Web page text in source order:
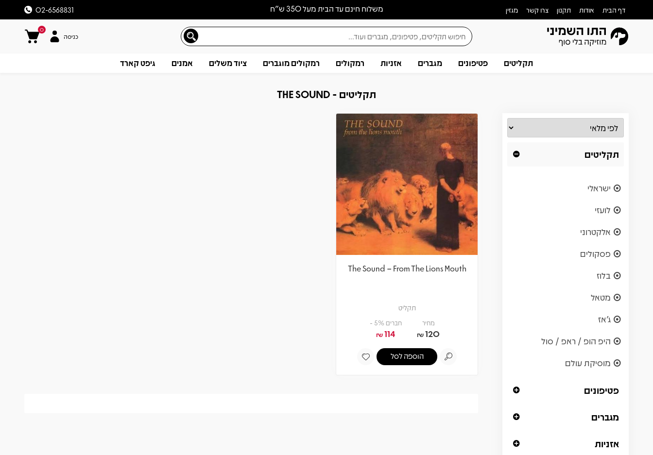
משלוח חינם עד הבית מעל 350 ש״ח דף הבית אודות תקנון צרו קשר מגזין 02-6568831
0
כניסה
תקליטים פטיפונים מגברים אזניות רמקולים רמקולים מוגברים ציוד משלים אמנים גיפט קארד
תקליטים - THE SOUND
תקליטים
ישראלי
לועזי
אלקטרוני
פסקולים
בלוז
מטאל
ג'אז
היפ הופ / ראפ / סול
מוסיקת עולם
פטיפונים
מגברים
אזניות
The Sound – From The Lions Mouth
תקליט
מחיר
120
₪
חברים 5% -
114
₪
הוספה לסל